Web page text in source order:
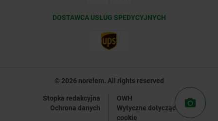
DOSTAWCA USŁUG SPEDYCYJNYCH
© 2026 norelem. All rights reserved
Stopka redakcyjna
OWH
Ochrona danych
Wytyczne dotyczące plików
cookie